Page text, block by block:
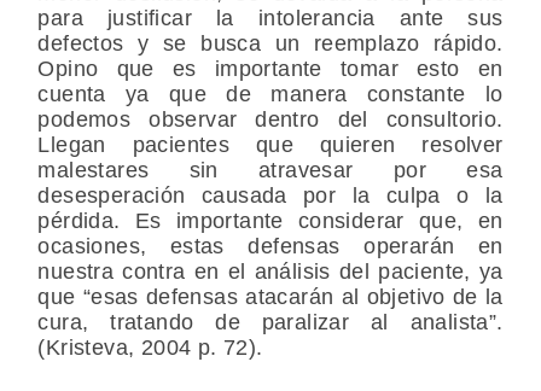
para justificar la intolerancia ante sus
defectos y se busca un reemplazo rápido.
Opino que es importante tomar esto en
cuenta ya que de manera constante lo
podemos observar dentro del consultorio.
Llegan pacientes que quieren resolver
malestares sin atravesar por esa
desesperación causada por la culpa o la
pérdida. Es importante considerar que, en
ocasiones, estas defensas operarán en
nuestra contra en el análisis del paciente, ya
que “esas defensas atacarán al objetivo de la
cura, tratando de paralizar al analista”.
(Kristeva, 2004 p. 72).